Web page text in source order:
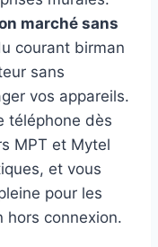
marché sans
courant birman
sans
vos appareils.
téléphone dès
MPT et Mytel
et vous
pour les
hors connexion.